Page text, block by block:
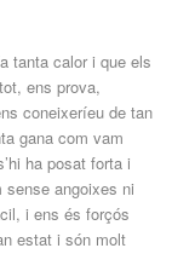
tanta calor i que els
ens prova,
coneixeríeu de tan
gana com vam
ha posat forta i
sense angoixes ni
i ens és forçós
estat i són molt